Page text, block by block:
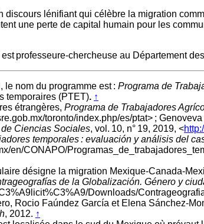
discours lénifiant qui célèbre la migration
une perte de capital humain pour les
professeure-chercheuse au Département
le nom du programme est : Programa de
temporaires (PTET). ↑
étrangères, Programa de Trabajadores
toronto/index.php/es/ptat> ;
Ciencias Sociales, vol. 10, n° 19, 2019, <
temporales : evaluación y análisis del
en/CONAPO/
désigne la migration Mexique-Canada-
de la Globalización. Género y
Downloads/
Rocio Faúndez García et Elena Sánchez-
, 2012. ↑